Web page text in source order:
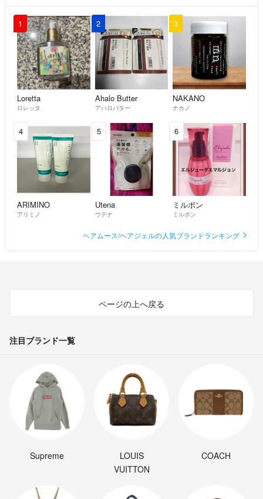
◾️初期不良につきまして
・製品の初期不良と思われる不具合につきましては補償はできかねま
す。メーカー様にお問い合わせをお願いします。
◾️ペット・喫煙者いません。
◾️トラブルに関して
・商品が届かない等トラブルがございましたら、
お手数ですが『評価前』に取引メッセージよりご連絡ください。
・配送中のトラブル(商品破損・液漏れ・汚損等)についての補償は出来
かねます。
・配送方法に不安がある場合は購入前に+料金で補償のある発送方法へ
ーーーーーーーーーーーーーーーーーーーーーー
上記行為は規約違反並びにトラブルの原因となりますのでご遠慮くださ
い。
1
Loretta
ロレッタ
2
Ahalo Butter
アハロバター
3
NAKANO
ナカノ
4
ARIMINO
アリミノ
5
Utena
ウテナ
6
ミルボン
ミルボン
ヘアムース/ヘアジェルの人気ブランドランキング
ページの上へ戻る
注目ブランド一覧
Supreme
LOUIS
VUITTON
COACH